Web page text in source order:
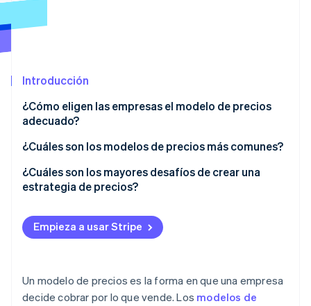
Descubre cómo Stripe construye la infraestructura
Introducción
¿Cómo eligen las empresas el modelo de precios
adecuado?
¿Cómo esperan los clientes pagar por tu producto?
¿Qué precio les parecerá adecuado a los clientes?
¿Cuál es el plan de crecimiento de la empresa?
¿Las matemáticas se sostienen?
¿Cuáles son los modelos de precios más comunes?
Tarifas con tasa fija
Tarifas escalonadas
Tarifas basadas en el consumo
Tarifas híbridas
¿Cuáles son los mayores desafíos de crear una
estrategia de precios?
Encontrar el precio adecuado
Mantenerse al día con el mercado
Utilizar los descuentos de forma estratégica
Empieza a usar Stripe
Un modelo de precios es la forma en que una empresa
decide cobrar por lo que vende. Los modelos de